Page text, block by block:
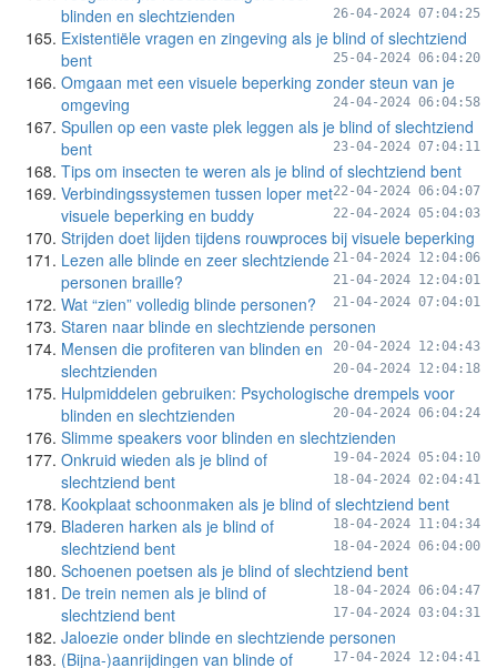
blinden en slechtzienden
26-04-2024 07:04:25
Existentiële vragen en zingeving als je blind of slechtziend
bent
25-04-2024 06:04:20
Omgaan met een visuele beperking zonder steun van je
omgeving
24-04-2024 06:04:58
Spullen op een vaste plek leggen als je blind of slechtziend
bent
23-04-2024 07:04:11
Tips om insecten te weren als je blind of slechtziend bent
22-04-2024 06:04:07
Verbindingssystemen tussen loper met
visuele beperking en buddy
22-04-2024 05:04:03
Strijden doet lijden tijdens rouwproces bij visuele beperking
21-04-2024 12:04:06
Lezen alle blinde en zeer slechtziende
personen braille?
21-04-2024 12:04:01
Wat “zien” volledig blinde personen? 21-04-2024 07:04:01
Staren naar blinde en slechtziende personen
20-04-2024 12:04:43
Mensen die profiteren van blinden en
slechtzienden
20-04-2024 12:04:18
Hulpmiddelen gebruiken: Psychologische drempels voor
blinden en slechtzienden
20-04-2024 06:04:24
Slimme speakers voor blinden en slechtzienden
19-04-2024 05:04:10
Onkruid wieden als je blind of
slechtziend bent
18-04-2024 02:04:41
Kookplaat schoonmaken als je blind of slechtziend bent
18-04-2024 11:04:34
Bladeren harken als je blind of
slechtziend bent
18-04-2024 06:04:00
Schoenen poetsen als je blind of slechtziend bent
18-04-2024 06:04:47
De trein nemen als je blind of
slechtziend bent
17-04-2024 03:04:31
Jaloezie onder blinde en slechtziende personen
17-04-2024 12:04:41
(Bijna-)aanrijdingen van blinde of